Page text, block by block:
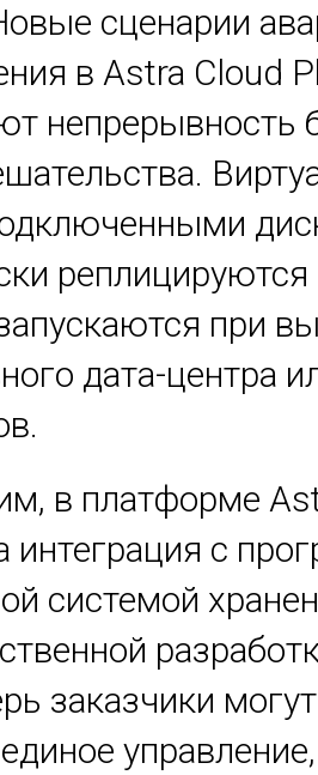
сценарии
в Astra Cloud
непрерывность
при
дата-центра
в платформе
интеграция с
системой
заказчики